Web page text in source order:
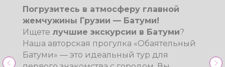
Искандер
Откройте дикую и прекрасную Грузию:
тур в горы Аджарии из Батуми!
Хотите
увидеть настоящую Грузию
пределами города?
Экскурсия в горную